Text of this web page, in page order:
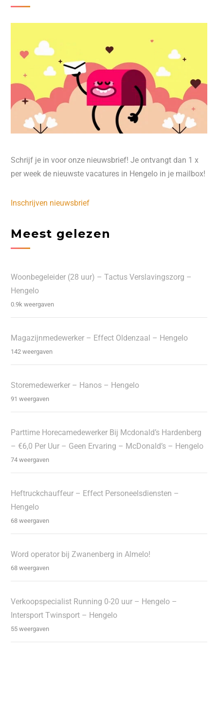
Schrijf je in voor onze nieuwsbrief! Je ontvangt dan 1 x
per week de nieuwste vacatures in Hengelo in je mailbox!
Inschrijven nieuwsbrief
Meest gelezen
Woonbegeleider (28 uur) – Tactus Verslavingszorg –
Hengelo
0.9k weergaven
Magazijnmedewerker – Effect Oldenzaal – Hengelo
142 weergaven
Storemedewerker – Hanos – Hengelo
91 weergaven
Parttime Horecamedewerker Bij Mcdonald’s Hardenberg
– €6,0 Per Uur – Geen Ervaring – McDonald’s – Hengelo
74 weergaven
Heftruckchauffeur – Effect Personeelsdiensten –
Hengelo
68 weergaven
Word operator bij Zwanenberg in Almelo!
68 weergaven
Verkoopspecialist Running 0-20 uur – Hengelo –
Intersport Twinsport – Hengelo
55 weergaven